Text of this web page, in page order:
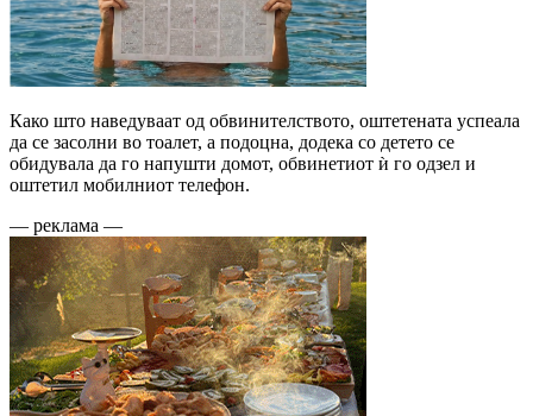
Како што наведуваат од обвинителството, оштетената успеала
да се засолни во тоалет, а подоцна, додека со детето се
обидувала да го напушти домот, обвинетиот ѝ го одзел и
оштетил мобилниот телефон.
— реклама —